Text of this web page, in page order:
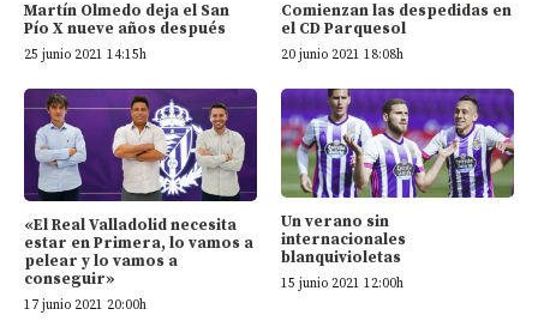
Martín Olmedo deja el San
Pío X nueve años después
25 junio 2021 14:15h
Comienzan las despedidas en
el CD Parquesol
20 junio 2021 18:08h
«El Real Valladolid necesita
estar en Primera, lo vamos a
pelear y lo vamos a
conseguir»
17 junio 2021 20:00h
Un verano sin
internacionales
blanquivioletas
15 junio 2021 12:00h